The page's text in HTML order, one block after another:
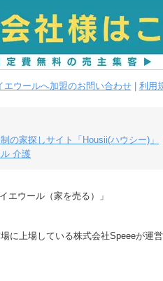
エウールへ加盟のお問い合わせ| 利用
の家探しサイト「Housii(ハウシー)」
介護
エウール（家を売る）」
に上場している株式会社Speeeが運営